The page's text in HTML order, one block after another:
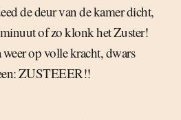
de deur van de kamer dicht,
of zo klonk het Zuster!
op volle kracht, dwars
ZUSTEEER!!